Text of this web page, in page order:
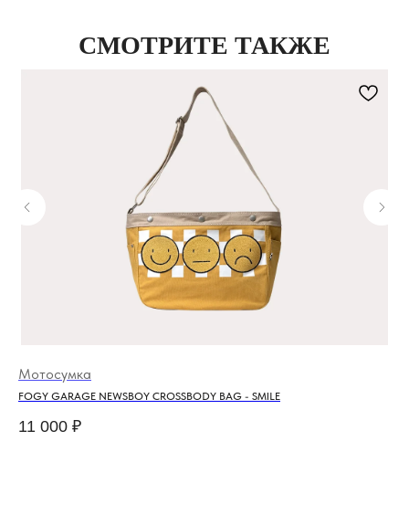
СМОТРИТЕ ТАКЖЕ
FOGY GARAGE NEWSBOY CROSSBODY BAG - SMILE
Мотосумка
11 000 ₽